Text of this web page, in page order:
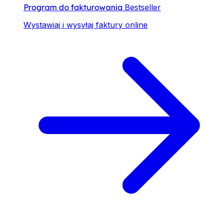
Program do fakturowania Bestseller
Wystawiaj i wysyłaj faktury online